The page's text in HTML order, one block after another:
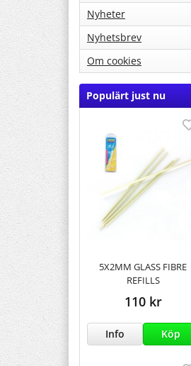
Nyheter
Nyhetsbrev
Om cookies
Populärt just nu
5X2MM GLASS FIBRE
REFILLS
110 kr
Info Köp